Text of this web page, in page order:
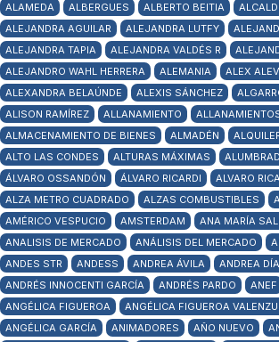
ALAMEDA
ALBERGUES ALBERTO BEITIA
ALEJANDRA AGUILAR
ALEJANDRA LUTFY
ALEJANDRA TAPIA
ALEJANDRA VALDÉS R
ALEJANDRO WAHL HERRERA
ALEMANIA
ALEX
ALEXANDRA BELAÚNDE
ALEXIS SÁNCHEZ
ALISON RAMÍREZ
ALLANAMIENTO
ALMACENAMIENTO DE BIENES
ALMADÉN
ALTO LAS CONDES
ALTURAS MÁXIMAS
ÁLVARO OSSANDÓN
ÁLVARO RICARDI
ALVARO
ALZA METRO CUADRADO
ALZAS COMBUSTIBLES
AMÉRICO VESPUCIO
AMSTERDAM ANA MARÍA
ANALISIS DE MERCADO
ANÁLISIS DEL MERCADO
ANDES STR
ANDESS ANDREA ÁVILA ANDREA
ANDRÉS INNOCENTI GARCÍA
ANDRÉS PARDO ANEF
ANGÉLICA FIGUEROA
ANGÉLICA FIGUEROA
ANGÉLICA GARCÍA
ANIMADORES AÑO NUEVO